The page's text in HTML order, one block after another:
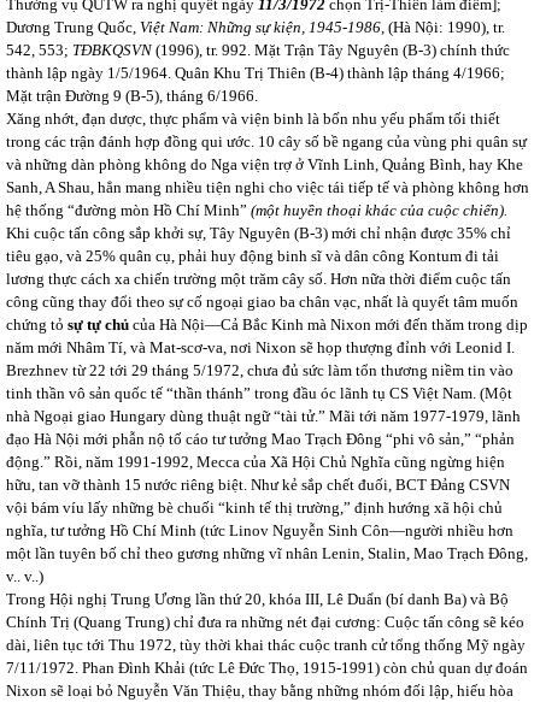
Thường vụ QUTW ra nghị quyết ngày 11/3/1972 chọn Trị-Thiên làm điểm];
Dương Trung Quốc, Việt Nam: Những sự kiện, 1945-1986, (Hà Nội: 1990), tr.
542, 553; TĐBKQSVN (1996), tr. 992. Mặt Trận Tây Nguyên (B-3) chính thức
thành lập ngày 1/5/1964. Quân Khu Trị Thiên (B-4) thành lập tháng 4/1966;
Mặt trận Đường 9 (B-5), tháng 6/1966.
Xăng nhớt, đạn dược, thực phẩm và viện binh là bốn nhu yếu phẩm tối thiết
trong các trận đánh hợp đồng qui ước. 10 cây số bề ngang của vùng phi quân sự
và những dàn phòng không do Nga viện trợ ở Vĩnh Linh, Quảng Bình, hay Khe
Sanh, A Shau, hẳn mang nhiều tiện nghi cho việc tái tiếp tế và phòng không hơn
hệ thống “đường mòn Hồ Chí Minh” (một huyền thoại khác của cuộc chiến).
Khi cuộc tấn công sắp khởi sự, Tây Nguyên (B-3) mới chỉ nhận được 35% chỉ
tiêu gạo, và 25% quân cụ, phải huy động binh sĩ và dân công Kontum đi tải
lương thực cách xa chiến trường một trăm cây số. Hơn nữa thời điểm cuộc tấn
công cũng thay đổi theo sự cố ngoại giao ba chân vạc, nhất là quyết tâm muốn
chứng tỏ sự tự chủ của Hà Nội—Cả Bắc Kinh mà Nixon mới đến thăm trong dịp
năm mới Nhâm Tí, và Mat-scơ-va, nơi Nixon sẽ họp thượng đỉnh với Leonid I.
Brezhnev từ 22 tới 29 tháng 5/1972, chưa đủ sức làm tổn thương niềm tin vào
tinh thần vô sản quốc tế “thần thánh” trong đầu óc lãnh tụ CS Việt Nam. (Một
nhà Ngoại giao Hungary dùng thuật ngữ “tài tử.” Mãi tới năm 1977-1979, lãnh
đạo Hà Nội mới phẫn nộ tố cáo tư tưởng Mao Trạch Đông “phi vô sản,” “phản
động.” Rồi, năm 1991-1992, Mecca của Xã Hội Chủ Nghĩa cũng ngừng hiện
hữu, tan vỡ thành 15 nước riêng biệt. Như kẻ sắp chết đuối, BCT Đảng CSVN
vội bám víu lấy những bè chuối “kinh tế thị trường,” định hướng xã hội chủ
nghĩa, tư tưởng Hồ Chí Minh (tức Linov Nguyễn Sinh Côn—người nhiều hơn
một lần tuyên bố chỉ theo gương những vĩ nhân Lenin, Stalin, Mao Trạch Đông,
v.. v..)
Trong Hội nghị Trung Ương lần thứ 20, khóa III, Lê Duẩn (bí danh Ba) và Bộ
Chính Trị (Quang Trung) chỉ đưa ra những nét đại cương: Cuộc tấn công sẽ kéo
dài, liên tục tới Thu 1972, tùy thời khai thác cuộc tranh cử tổng thống Mỹ ngày
7/11/1972. Phan Đình Khải (tức Lê Đức Thọ, 1915-1991) còn chủ quan dự đoán
Nixon sẽ loại bỏ Nguyễn Văn Thiệu, thay bằng những nhóm đối lập, hiếu hòa